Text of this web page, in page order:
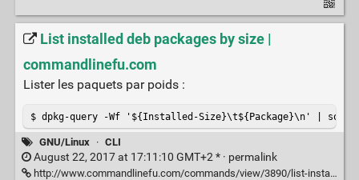
List installed deb packages by size |
commandlinefu.com
Lister les paquets par poids :
$ dpkg-query -Wf '${Installed-Size}\t${Package}\n' | sort
GNU/Linux · CLI
August 22, 2017 at 17:11:10 GMT+2 * · permalink
http://www.commandlinefu.com/commands/view/3890/list-installed-deb-packages-by-size#comment